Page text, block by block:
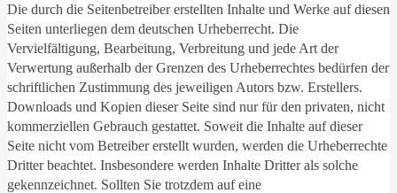
Die durch die Seitenbetreiber erstellten Inhalte und Werke auf diesen
Seiten unterliegen dem deutschen Urheberrecht. Die
Vervielfältigung, Bearbeitung, Verbreitung und jede Art der
Verwertung außerhalb der Grenzen des Urheberrechtes bedürfen der
schriftlichen Zustimmung des jeweiligen Autors bzw. Erstellers.
Downloads und Kopien dieser Seite sind nur für den privaten, nicht
kommerziellen Gebrauch gestattet. Soweit die Inhalte auf dieser
Seite nicht vom Betreiber erstellt wurden, werden die Urheberrechte
Dritter beachtet. Insbesondere werden Inhalte Dritter als solche
gekennzeichnet. Sollten Sie trotzdem auf eine